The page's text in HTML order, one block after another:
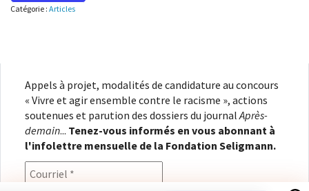
Catégorie : Articles
Appels à projet, modalités de candidature au concours
« Vivre et agir ensemble contre le racisme », actions
soutenues et parution des dossiers du journal Après-
demain... Tenez-vous informés en vous abonnant à
l'infolettre mensuelle de la Fondation Seligmann.